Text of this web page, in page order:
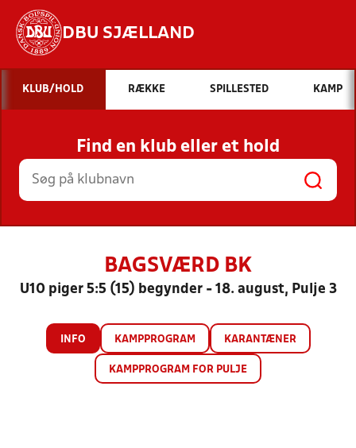
DBU SJÆLLAND
Hvad vil du søge efter?
INDHOLD OG NYHEDER
STILLINGER, RESULTATER, KLUBBER OG
HOLD
KLUB/HOLD RÆKKE SPILLESTED KAMP
Find en klub eller et hold
BAGSVÆRD BK
U10 piger 5:5 (15) begynder - 18. august, Pulje 3
INFO KAMPPROGRAM KARANTÆNER
KAMPPROGRAM FOR PULJE